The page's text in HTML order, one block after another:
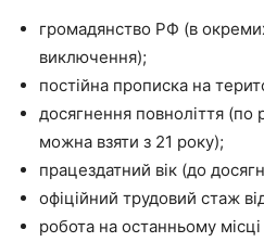
громадянство РФ (в
виключення);
постійна прописка на
досягнення повноліття (по
можна взяти з 21 року);
працездатний вік (до
офіційний трудовий стаж
робота на останньому місці